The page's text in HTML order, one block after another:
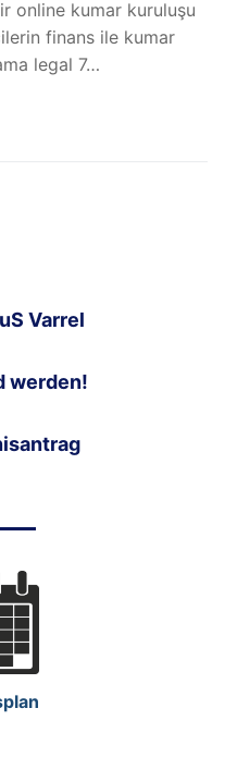
online kumar kuruluşu
finans ile kumar
legal 7…
Varrel
werden!